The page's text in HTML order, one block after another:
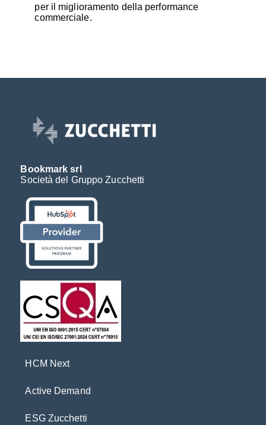
per il miglioramento della performance
commerciale.
Bookmark srl
Società del Gruppo Zucchetti
HCM Next
Active Demand
ESG Zucchetti